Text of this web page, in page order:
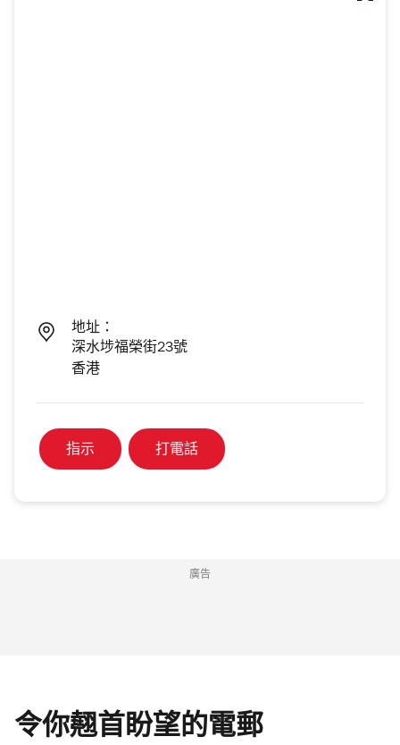
地址：
深水埗福榮街23號
香港
指示 打電話
廣告
令你翹首盼望的電郵